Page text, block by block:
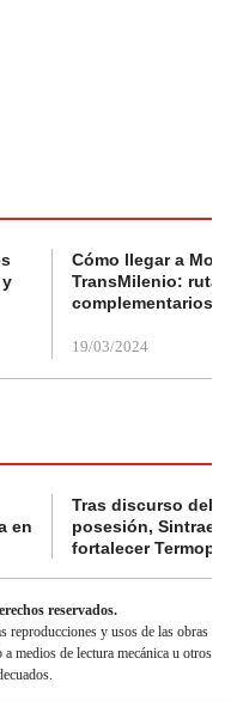
Cómo llegar a
TransMilenio:
complementarios
19/03/2024
en
Tras discurso del
posesión,
fortalecer
reservados.
reproducciones y usos de las obras
medios de lectura mecánica u otros